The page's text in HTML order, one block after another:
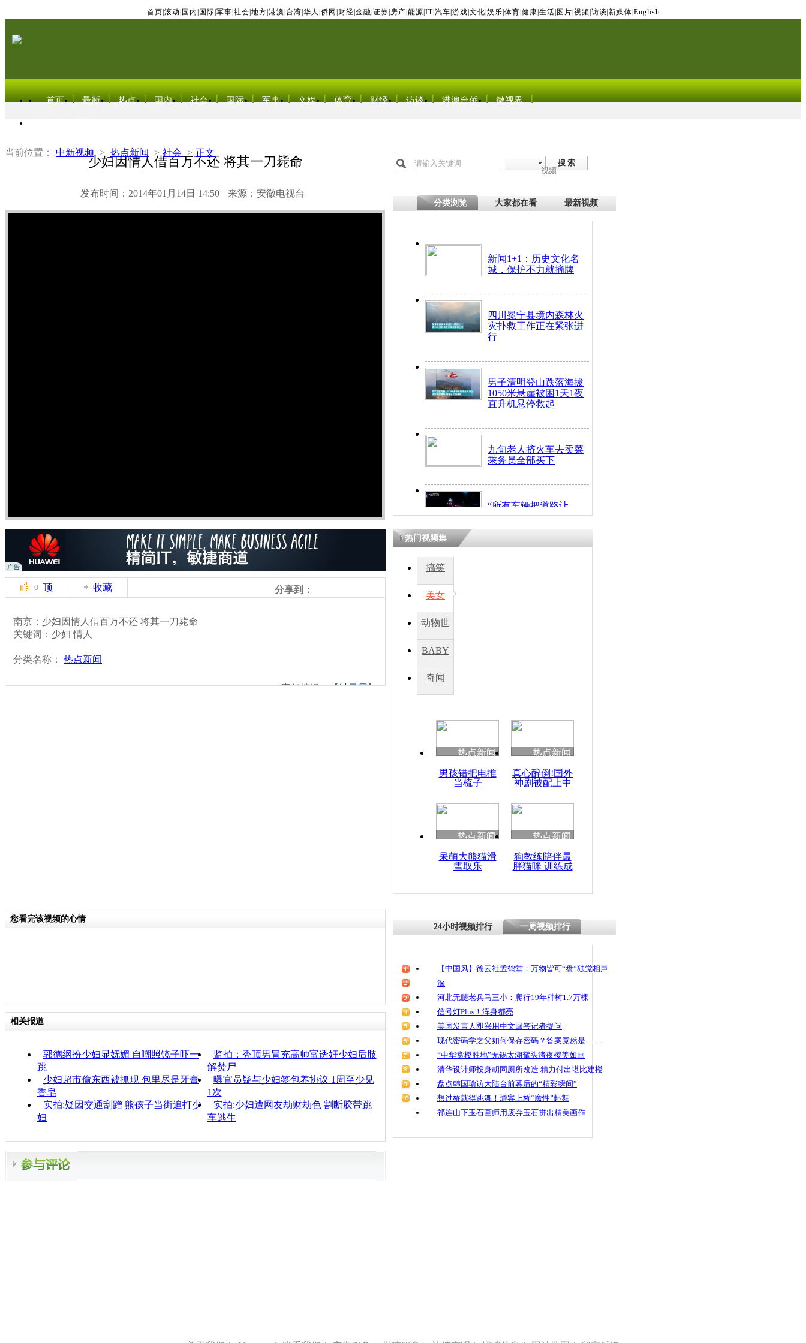
首页 滚动 国内 国际 军事 社会 地方 港澳 台湾 华人 侨网 财经 金融 证券 房产 能源 IT| 汽车 游戏 文化 娱乐 体育 健康 生活 图片 视频 访谈 新媒体 English
首页 最新 热点 国内 社会 国际 军事 文娱 体育 财经 访谈 港澳台侨 微视界
当前位置： 中新视频 > 热点新闻 > 社会 > 正文
少妇因情人借百万不还 将其一刀毙命
发布时间：2014年01月14日 14:50 来源：安徽电视台
搜 索
视频
分类浏览 大家都在看 最新视频
新闻1+1：历史文化名
城，保护不力就摘牌
四川冕宁县境内森林火
灾扑救工作正在紧张进
行
男子清明登山跌落海拔
1050米悬崖被困1天1夜
直升机悬停救起
九旬老人挤火车去卖菜
乘务员全部买下
“所有车辆把道路让
开！”儿童突发疾病交
因
度苗族花山节
魂
0 顶 收藏 分享到：
南京：少妇因情人借百万不还 将其一刀毙命
关键词：少妇 情人
分类名称： 热点新闻
责任编辑：【钟元霞】
热门视频集
搞笑
美女
动物世
BABY
秀
奇闻
热点新闻
男孩错把电推
当梳子
热点新闻
真心醉倒!国外
神剧被配上中
热点新闻
呆萌大熊猫滑
雪取乐
热点新闻
狗教练陪伴最
胖猫咪 训练成
您看完该视频的心情
相关报道
郭德纲扮少妇显妩媚 自嘲照镜子吓一
跳
监拍：秃顶男冒充高帅富诱奸少妇后肢
解焚尸
少妇超市偷东西被抓现 包里尽是牙膏
香皂
曝官员疑与少妇签包养协议 1周至少见
1次
实拍:疑因交通刮蹭 熊孩子当街追打少
妇
实拍:少妇遭网友劫财劫色 割断胶带跳
车逃生
24小时视频排行 一周视频排行
【中国风】德云社孟鹤堂：万物皆可“盘”独觉相声
深
河北无腿老兵马三小：爬行19年种树1.7万棵
信号灯Plus！浑身都亮
美国发言人即兴用中文回答记者提问
现代密码学之父如何保存密码？答案竟然是……
“中华赏樱胜地”无锡太湖鼋头渚夜樱美如画
清华设计师投身胡同厕所改造 精力付出堪比建楼
盘点韩国瑜访大陆台前幕后的“精彩瞬间”
想过桥就得跳舞！游客上桥“魔性”起舞
祁连山下玉石画师用废弃玉石拼出精美画作